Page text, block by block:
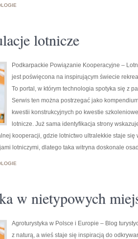
lotnicze
Podkarpackie Powiązanie Kooperacyjne –
jest poświęcona na inspirującym świecie
To portal, w którym technologia spotyka się z
Serwis ten można postrzegać jako
kwestii konstrukcyjnych po kwestie
lotnicze. Już sama identyfikacja strony
kooperacji, gdzie lotnictwo ultralekkie staje
lotniczymi, dlatego taka witryna doskonale
w nietypowych
Agroturystyka w Polsce i Europie – Blog
z naturą, a wieś staje się inspiracją do